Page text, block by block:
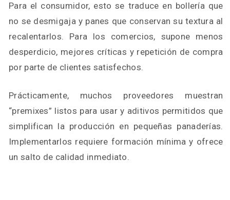
Para el consumidor, esto se traduce en bollería que
no se desmigaja y panes que conservan su textura al
recalentarlos. Para los comercios, supone menos
desperdicio, mejores críticas y repetición de compra
por parte de clientes satisfechos.
Prácticamente, muchos proveedores muestran
“premixes” listos para usar y aditivos permitidos que
simplifican la producción en pequeñas panaderías.
Implementarlos requiere formación mínima y ofrece
un salto de calidad inmediato.